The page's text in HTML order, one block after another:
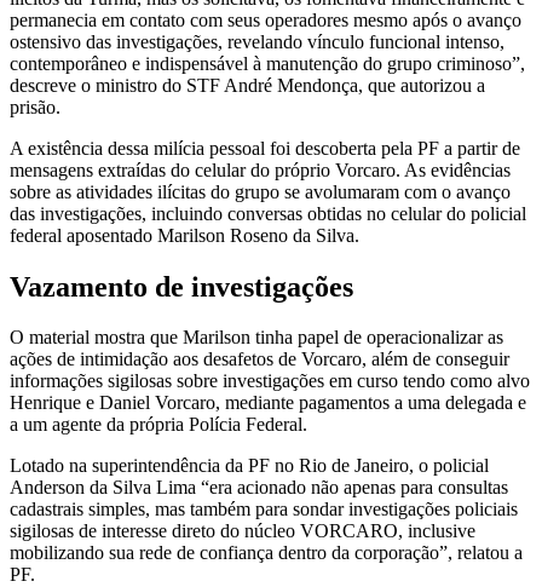
permanecia em contato com seus operadores mesmo após o avanço
ostensivo das investigações, revelando vínculo funcional intenso,
contemporâneo e indispensável à manutenção do grupo criminoso”,
descreve o ministro do STF André Mendonça, que autorizou a
prisão.
A existência dessa milícia pessoal foi descoberta pela PF a partir de
mensagens extraídas do celular do próprio Vorcaro. As evidências
sobre as atividades ilícitas do grupo se avolumaram com o avanço
das investigações, incluindo conversas obtidas no celular do policial
federal aposentado Marilson Roseno da Silva.
Vazamento de investigações
O material mostra que Marilson tinha papel de operacionalizar as
ações de intimidação aos desafetos de Vorcaro, além de conseguir
informações sigilosas sobre investigações em curso tendo como alvo
Henrique e Daniel Vorcaro, mediante pagamentos a uma delegada e
a um agente da própria Polícia Federal.
Lotado na superintendência da PF no Rio de Janeiro, o policial
Anderson da Silva Lima “era acionado não apenas para consultas
cadastrais simples, mas também para sondar investigações policiais
sigilosas de interesse direto do núcleo VORCARO, inclusive
mobilizando sua rede de confiança dentro da corporação”, relatou a
PF.